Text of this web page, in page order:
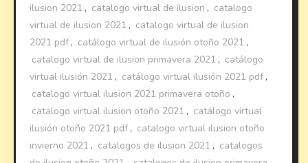
ilusion 2021 , catalogo virtual de ilusion , catalogo
virtual de ilusion 2021 , catalogo virtual de ilusion
2021 pdf , catálogo virtual de ilusión otoño 2021 ,
catalogo virtual de ilusion primavera 2021 , catálogo
virtual ilusión 2021 , catálogo virtual ilusión 2021 pdf ,
catalogo virtual ilusion 2021 primavera otoño ,
catalogo virtual ilusion otoño 2021 , catálogo virtual
ilusión otoño 2021 pdf , catalogo virtual ilusion otoño
invierno 2021 , catalogos de ilusion 2021 , catalogos